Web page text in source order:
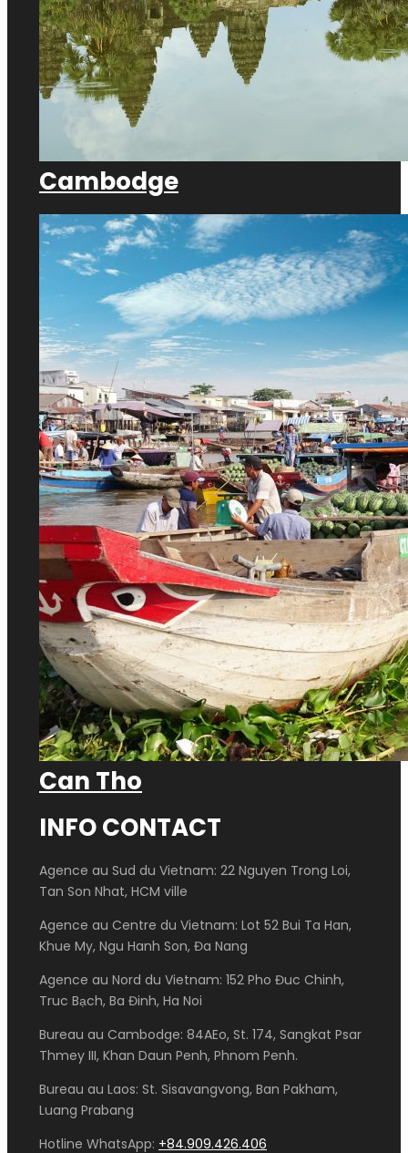
Cambodge
Can Tho
INFO CONTACT
Agence au Sud du Vietnam: 22 Nguyen Trong Loi,
Tan Son Nhat, HCM ville
Agence au Centre du Vietnam: Lot 52 Bui Ta Han,
Khue My, Ngu Hanh Son, Đa Nang
Agence au Nord du Vietnam: 152 Pho Đuc Chinh,
Truc Bạch, Ba Đinh, Ha Noi
Bureau au Cambodge: 84AEo, St. 174, Sangkat Psar
Thmey III, Khan Daun Penh, Phnom Penh.
Bureau au Laos: St. Sisavangvong, Ban Pakham,
Luang Prabang
Hotline WhatsApp: +84.909.426.406